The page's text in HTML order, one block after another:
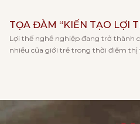
TỌA ĐÀM “KIẾN TẠO LỢI
CÙNG KHOA KẾ TOÁN –
TẾ, ĐHQGHN
Lợi thế nghề nghiệp đang trở thành
nhiều của giới trẻ trong thời điểm